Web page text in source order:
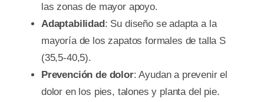
las zonas de mayor apoyo.
Adaptabilidad: Su diseño se adapta a la
mayoría de los zapatos formales de talla S
(35,5-40,5).
Prevención de dolor: Ayudan a prevenir el
dolor en los pies, talones y planta del pie.